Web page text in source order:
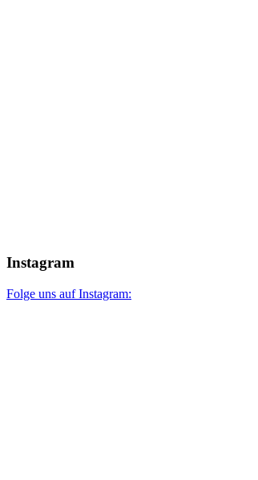
Instagram
Folge uns auf Instagram: